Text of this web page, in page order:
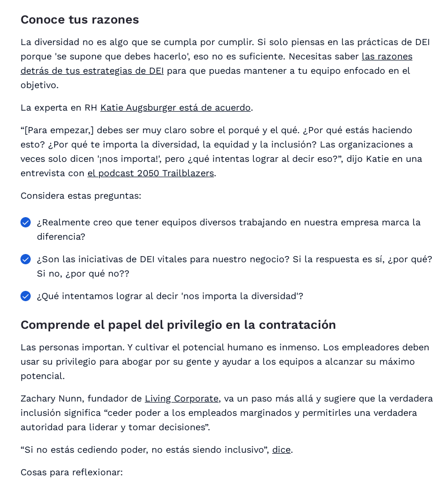
Conoce tus razones
La diversidad no es algo que se cumpla por cumplir. Si solo piensas en las prácticas de DEI
porque 'se supone que debes hacerlo', eso no es suficiente. Necesitas saber las razones
detrás de tus estrategias de DEI para que puedas mantener a tu equipo enfocado en el
objetivo.
La experta en RH Katie Augsburger está de acuerdo.
“[Para empezar,] debes ser muy claro sobre el porqué y el qué. ¿Por qué estás haciendo
esto? ¿Por qué te importa la diversidad, la equidad y la inclusión? Las organizaciones a
veces solo dicen '¡nos importa!', pero ¿qué intentas lograr al decir eso?”, dijo Katie en una
entrevista con el podcast 2050 Trailblazers.
Considera estas preguntas:
¿Realmente creo que tener equipos diversos trabajando en nuestra empresa marca la
diferencia?
¿Son las iniciativas de DEI vitales para nuestro negocio? Si la respuesta es sí, ¿por qué?
Si no, ¿por qué no??
¿Qué intentamos lograr al decir 'nos importa la diversidad'?
Comprende el papel del privilegio en la contratación
Las personas importan. Y cultivar el potencial humano es inmenso. Los empleadores deben
usar su privilegio para abogar por su gente y ayudar a los equipos a alcanzar su máximo
potencial.
Zachary Nunn, fundador de Living Corporate, va un paso más allá y sugiere que la verdadera
inclusión significa “ceder poder a los empleados marginados y permitirles una verdadera
autoridad para liderar y tomar decisiones”.
“Si no estás cediendo poder, no estás siendo inclusivo”, dice.
Cosas para reflexionar: